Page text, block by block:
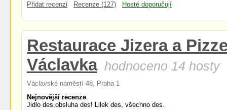
Přidat recenzi
Recenze (127) Hosté doporučují
Restaurace Jizera a
Václavka hodnoceno 14 hosty
Václavské náměstí 48, Praha 1
Nejnovější recenze
Jidlo des,obsluha des! Lilek des, všechno des.